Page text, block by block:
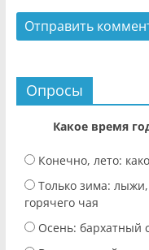
Опросы
Какое время
Конечно, лето:
Только зима:
горячего чая
Осень: бархатный